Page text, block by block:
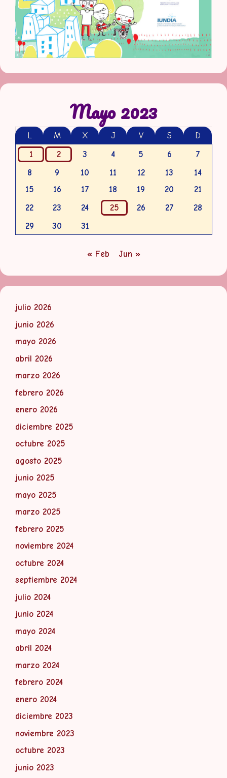
Mayo 2023
L M X J V S
D
1
2 3 4 5 6
7
8
9 10 11 12 13
14
15
16 17 18 19 20
21
22
23 24 25 26 27
28
29
30 31
« Feb Jun »
julio 2026
junio 2026
mayo 2026
abril 2026
marzo 2026
febrero 2026
enero 2026
diciembre 2025
octubre 2025
agosto 2025
junio 2025
mayo 2025
marzo 2025
febrero 2025
noviembre 2024
octubre 2024
septiembre 2024
julio 2024
junio 2024
mayo 2024
abril 2024
marzo 2024
febrero 2024
enero 2024
diciembre 2023
noviembre 2023
octubre 2023
junio 2023